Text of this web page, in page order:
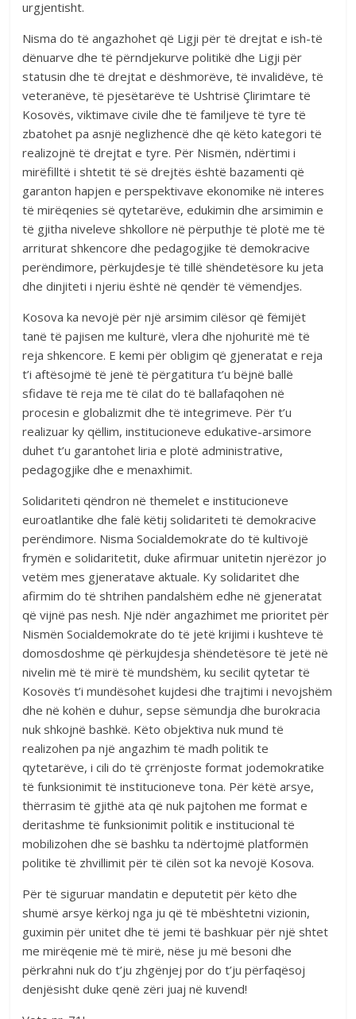
urgjentisht.
Nisma do të angazhohet që Ligji për të drejtat e ish-të
dënuarve dhe të përndjekurve politikë dhe Ligji për
statusin dhe të drejtat e dëshmorëve, të invalidëve, të
veteranëve, të pjesëtarëve të Ushtrisë Çlirimtare të
Kosovës, viktimave civile dhe të familjeve të tyre të
zbatohet pa asnjë neglizhencë dhe që këto kategori të
realizojnë të drejtat e tyre. Për Nismën, ndërtimi i
mirëfilltë i shtetit të së drejtës është bazamenti që
garanton hapjen e perspektivave ekonomike në interes
të mirëqenies së qytetarëve, edukimin dhe arsimimin e
të gjitha niveleve shkollore në përputhje të plotë me të
arriturat shkencore dhe pedagogjike të demokracive
perëndimore, përkujdesje të tillë shëndetësore ku jeta
dhe dinjiteti i njeriu është në qendër të vëmendjes.
Kosova ka nevojë për një arsimim cilësor që fëmijët
tanë të pajisen me kulturë, vlera dhe njohuritë më të
reja shkencore. E kemi për obligim që gjeneratat e reja
t’i aftësojmë të jenë të përgatitura t’u bëjnë ballë
sfidave të reja me të cilat do të ballafaqohen në
procesin e globalizmit dhe të integrimeve. Për t’u
realizuar ky qëllim, institucioneve edukative-arsimore
duhet t’u garantohet liria e plotë administrative,
pedagogjike dhe e menaxhimit.
Solidariteti qëndron në themelet e institucioneve
euroatlantike dhe falë këtij solidariteti të demokracive
perëndimore. Nisma Socialdemokrate do të kultivojë
frymën e solidaritetit, duke afirmuar unitetin njerëzor jo
vetëm mes gjeneratave aktuale. Ky solidaritet dhe
afirmim do të shtrihen pandalshëm edhe në gjeneratat
që vijnë pas nesh. Një ndër angazhimet me prioritet për
Nismën Socialdemokrate do të jetë krijimi i kushteve të
domosdoshme që përkujdesja shëndetësore të jetë në
nivelin më të mirë të mundshëm, ku secilit qytetar të
Kosovës t’i mundësohet kujdesi dhe trajtimi i nevojshëm
dhe në kohën e duhur, sepse sëmundja dhe burokracia
nuk shkojnë bashkë. Këto objektiva nuk mund të
realizohen pa një angazhim të madh politik te
qytetarëve, i cili do të çrrënjoste format jodemokratike
të funksionimit të institucioneve tona. Për këtë arsye,
thërrasim të gjithë ata që nuk pajtohen me format e
deritashme të funksionimit politik e institucional të
mobilizohen dhe së bashku ta ndërtojmë platformën
politike të zhvillimit për të cilën sot ka nevojë Kosova.
Për të siguruar mandatin e deputetit për këto dhe
shumë arsye kërkoj nga ju që të mbështetni vizionin,
guximin për unitet dhe të jemi të bashkuar për një shtet
me mirëqenie më të mirë, nëse ju më besoni dhe
përkrahni nuk do t’ju zhgënjej por do t’ju përfaqësoj
denjësisht duke qenë zëri juaj në kuvend!